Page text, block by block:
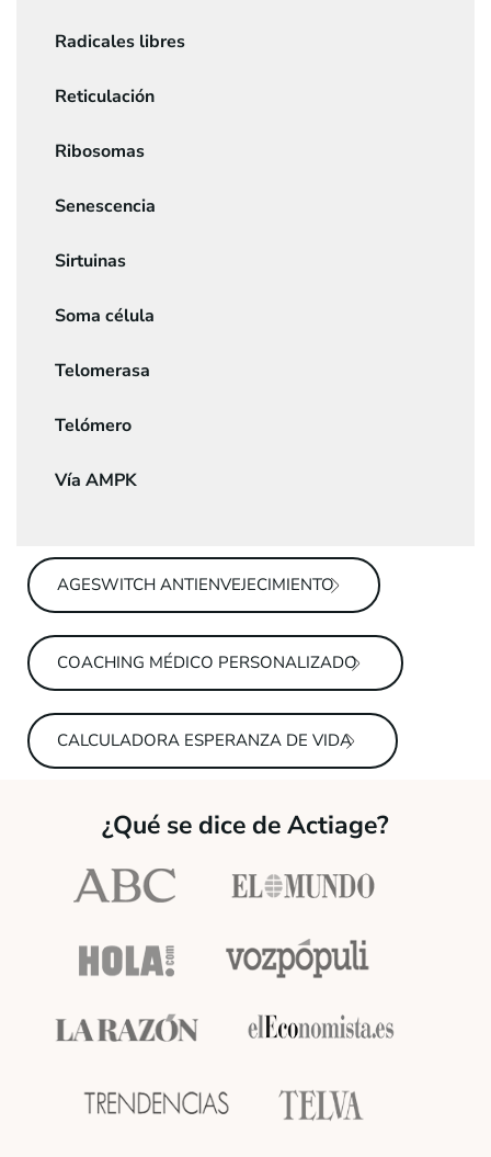
Radicales libres
Reticulación
Ribosomas
Senescencia
Sirtuinas
Soma célula
Telomerasa
Telómero
Vía AMPK
AGESWITCH ANTIENVEJECIMIENTO
COACHING MÉDICO PERSONALIZADO
CALCULADORA ESPERANZA DE VIDA
¿Qué se dice de Actiage?